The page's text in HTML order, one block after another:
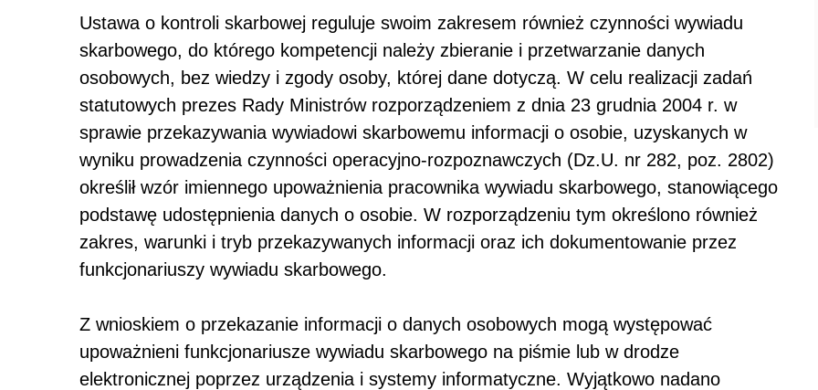
Ustawa o kontroli skarbowej reguluje swoim zakresem również czynności wywiadu
skarbowego, do którego kompetencji należy zbieranie i przetwarzanie danych
osobowych, bez wiedzy i zgody osoby, której dane dotyczą. W celu realizacji zadań
statutowych prezes Rady Ministrów rozporządzeniem z dnia 23 grudnia 2004 r. w
sprawie przekazywania wywiadowi skarbowemu informacji o osobie, uzyskanych w
wyniku prowadzenia czynności operacyjno-rozpoznawczych (Dz.U. nr 282, poz. 2802)
określił wzór imiennego upoważnienia pracownika wywiadu skarbowego, stanowiącego
podstawę udostępnienia danych o osobie. W rozporządzeniu tym określono również
zakres, warunki i tryb przekazywanych informacji oraz ich dokumentowanie przez
funkcjonariuszy wywiadu skarbowego.
Z wnioskiem o przekazanie informacji o danych osobowych mogą występować
upoważnieni funkcjonariusze wywiadu skarbowego na piśmie lub w drodze
elektronicznej poprzez urządzenia i systemy informatyczne. Wyjątkowo nadano